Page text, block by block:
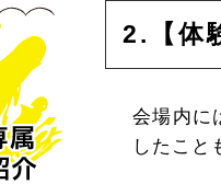
2.【体
会場内に
したこと